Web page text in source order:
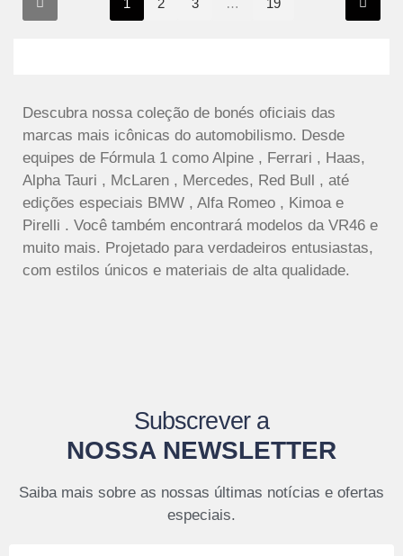
Descubra nossa coleção de bonés oficiais das
marcas mais icônicas do automobilismo. Desde
equipes de Fórmula 1 como Alpine , Ferrari , Haas,
Alpha Tauri , McLaren , Mercedes, Red Bull , até
edições especiais BMW , Alfa Romeo , Kimoa e
Pirelli . Você também encontrará modelos da VR46 e
muito mais. Projetado para verdadeiros entusiastas,
com estilos únicos e materiais de alta qualidade.
Subscrever a
NOSSA NEWSLETTER
Saiba mais sobre as nossas últimas notícias e ofertas
especiais.